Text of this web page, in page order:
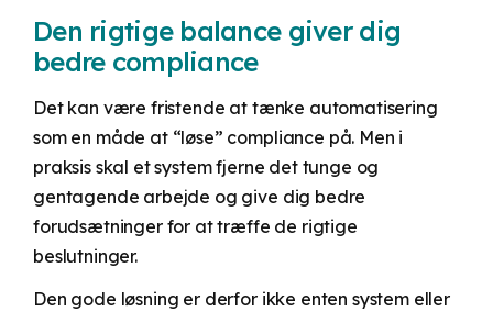
Den rigtige balance giver dig
bedre compliance
Det kan være fristende at tænke automatisering
som en måde at “løse” compliance på. Men i
praksis skal et system fjerne det tunge og
gentagende arbejde og give dig bedre
forudsætninger for at træffe de rigtige
beslutninger.
Den gode løsning er derfor ikke enten system eller